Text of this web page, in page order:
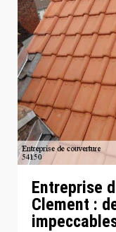
Entreprise
Clement :